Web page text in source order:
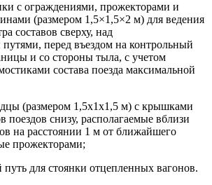
с ограждениями, прожекторами и
(размером 1,5×1,5×2 м) для ведения
составов сверху, над
перед въездом на контрольный
и со стороны тыла, с учетом
состава поезда максимальной
(размером 1,5x1x1,5 м) с крышками
поездов снизу, располагаемые вблизи
на расстоянии 1 м от ближайшего
прожекторами;
для стоянки отцепленных вагонов.